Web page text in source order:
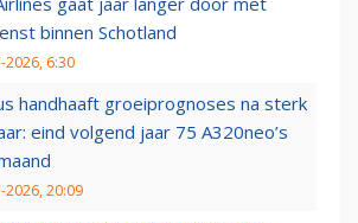
binnen Schotland
2026, 6:30
handhaaft groeiprognoses na sterk
eind volgend jaar 75 A320neo’s
2026, 20:09